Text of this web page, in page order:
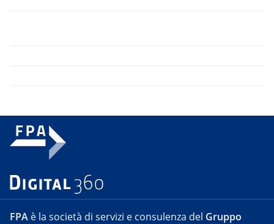
FPA è la società di servizi e consulenza del Gruppo